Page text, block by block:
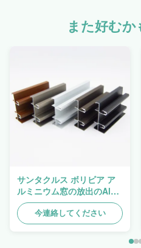
また好む
サンタクルス ボリビア ア
ルミニウム窓の放出のAlu
のプロフィール
今連絡してください